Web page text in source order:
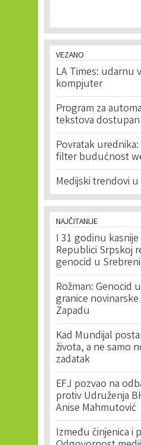
VEZANO
LA Times: udarnu
kompjuter
Program za
tekstova
Povratak
filter budućnost
Medijski trendovi
NAJČITANIJE
I 31 godinu
Republici Srpskoj
genocid u
Rožman: Genocid
granice
Zapadu
Kad Mundijal
života, a ne samo
zadatak
EFJ pozvao na
protiv Udruženja
Anise Mahmutović
Između činjenica i